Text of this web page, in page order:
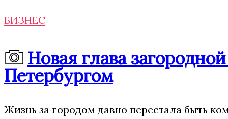
БИЗНЕС
Новая глава
Петербургом
Жизнь за городом давно перестала быть